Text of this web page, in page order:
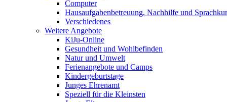
Computer
Hausaufgabenbetreuung, Nachhilfe und
Verschiedenes
Weitere Angebote
KiJu-Online
Gesundheit und Wohlbefinden
Natur und Umwelt
Ferienangebote und Camps
Kindergeburtstage
Junges Ehrenamt
Speziell für die Kleinsten